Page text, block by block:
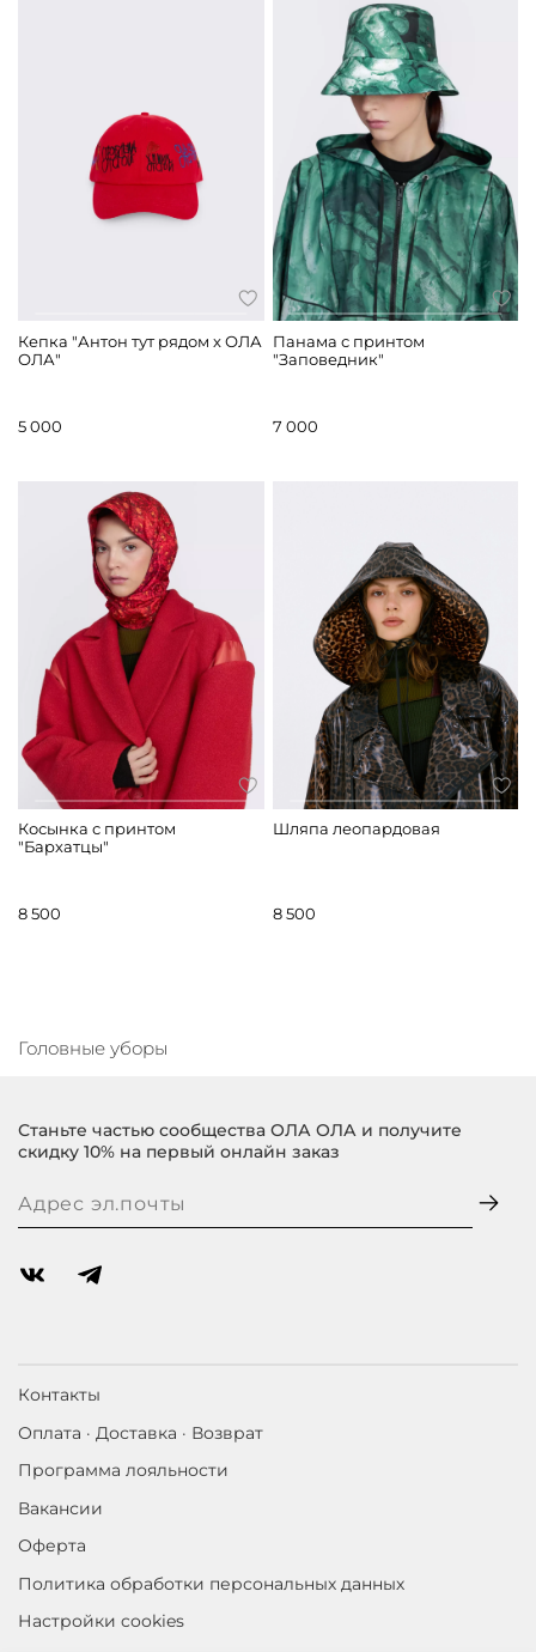
Кепка "Антон тут рядом x ОЛА
ОЛА"
5 000
Панама с принтом
"Заповедник"
7 000
Косынка с принтом
"Бархатцы"
8 500
Шляпа леопардовая
8 500
Головные уборы
Контакты
Оплата · Доставка · Возврат
Программа лояльности
Вакансии
Оферта
Политика обработки персональных данных
Настройки cookies
Станьте частью сообщества ОЛА ОЛА и получите
скидку 10% на первый онлайн заказ